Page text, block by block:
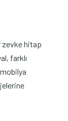
zevke hitap
farklı